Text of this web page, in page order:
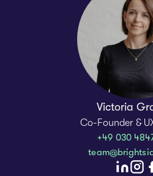
Victoria
Co-Founder &
+49 030